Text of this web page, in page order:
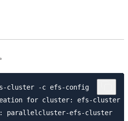
cluster -c efs-config
for cluster: efs-cluster
parallelcluster-efs-cluster